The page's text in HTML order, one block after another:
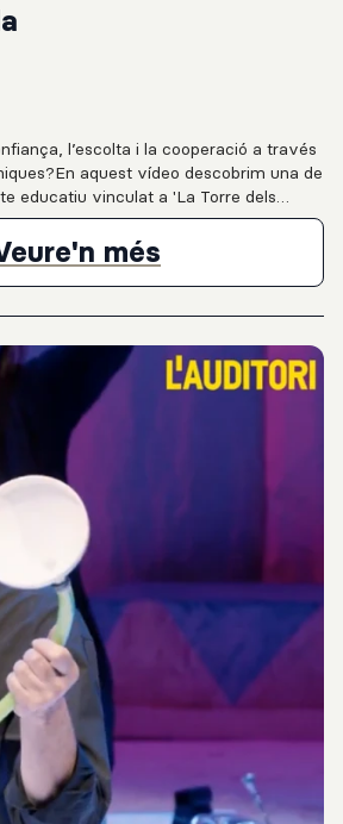
l’escolta i la cooperació a través
aquest vídeo descobrim una de
educatiu vinculat a 'La Torre dels
del Gran Teatre del Liceu,
de circ Toni Gutiérrez a l’Institut Vall
dinàmiques corporals, exercicis de
l’alumnat explora valors com la
la coordinació, l’autoestima i la
la creativitat i el creixement col·lectiu
més